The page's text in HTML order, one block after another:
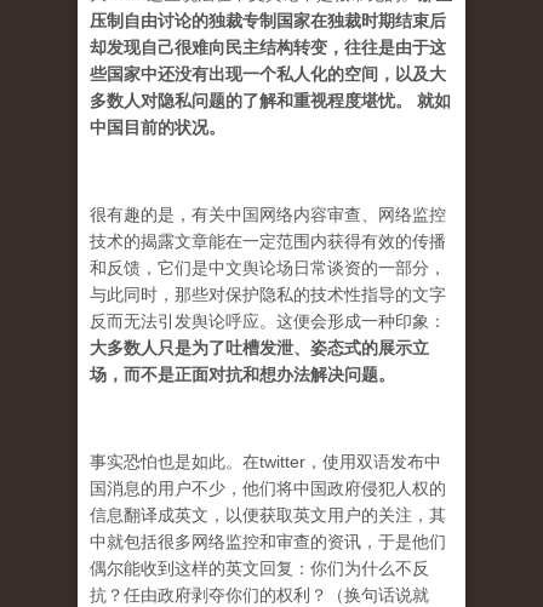
压制自由讨论的独裁专制国家在独裁时期结束后
却发现自己很难向民主结构转变，往往是由于这
些国家中还没有出现一个私人化的空间，以及大
多数人对隐私问题的了解和重视程度堪忧。 就如
中国目前的状况。
很有趣的是，有关中国网络内容审查、网络监控
技术的揭露文章能在一定范围内获得有效的传播
和反馈，它们是中文舆论场日常谈资的一部分，
与此同时，那些对保护隐私的技术性指导的文字
反而无法引发舆论呼应。这便会形成一种印象：
大多数人只是为了吐槽发泄、姿态式的展示立
场，而不是正面对抗和想办法解决问题。
事实恐怕也是如此。在twitter，使用双语发布中
国消息的用户不少，他们将中国政府侵犯人权的
信息翻译成英文，以便获取英文用户的关注，其
中就包括很多网络监控和审查的资讯，于是他们
偶尔能收到这样的英文回复：你们为什么不反
抗？任由政府剥夺你们的权利？（换句话说就